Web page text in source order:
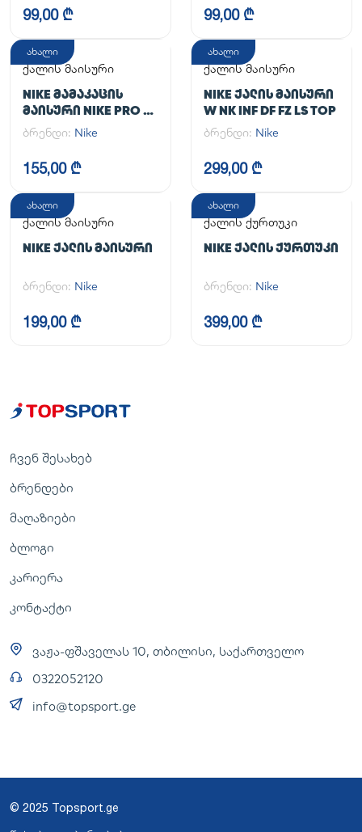
99,00 ₾ 99,00 ₾
ახალი
ქალის მაისური
NIKE ᲛᲐᲛᲐᲙᲐᲪᲘᲡ
ᲛᲐᲘᲡᲣᲠᲘ NIKE PRO DF
365 CROP LS
ბრენდი: Nike
155,00 ₾
ახალი
ქალის მაისური
NIKE ᲥᲐᲚᲘᲡ ᲛᲐᲘᲡᲣᲠᲘ
W NK INF DF FZ LS TOP
ბრენდი: Nike
299,00 ₾
ახალი
ქალის მაისური
NIKE ᲥᲐᲚᲘᲡ ᲛᲐᲘᲡᲣᲠᲘ
ბრენდი: Nike
199,00 ₾
ახალი
ქალის ქურთუკი
NIKE ᲥᲐᲚᲘᲡ ᲥᲣᲠᲗᲣᲙᲘ
ბრენდი: Nike
399,00 ₾
ჩვენ შესახებ
ბრენდები
მაღაზიები
ბლოგი
კარიერა
კონტაქტი
ვაჟა-ფშაველას 10, თბილისი, საქართველო
0322052120
info@topsport.ge
© 2025 Topsport.ge